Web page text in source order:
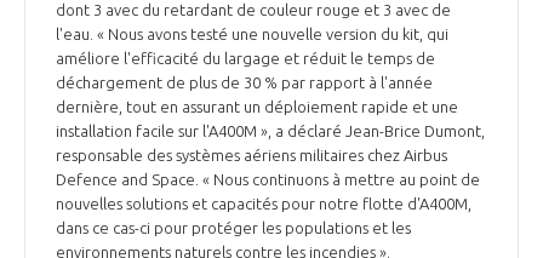
dont 3 avec du retardant de couleur rouge et 3 avec de
l'eau. « Nous avons testé une nouvelle version du kit, qui
améliore l'efficacité du largage et réduit le temps de
déchargement de plus de 30 % par rapport à l'année
dernière, tout en assurant un déploiement rapide et une
installation facile sur l'A400M », a déclaré Jean-Brice Dumont,
responsable des systèmes aériens militaires chez Airbus
Defence and Space. « Nous continuons à mettre au point de
nouvelles solutions et capacités pour notre flotte d'A400M,
dans ce cas-ci pour protéger les populations et les
environnements naturels contre les incendies ».